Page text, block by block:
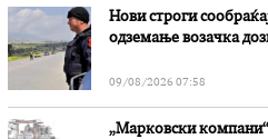
Нови строги
одземање возачка
09/08/2026 07:58
„Марковски